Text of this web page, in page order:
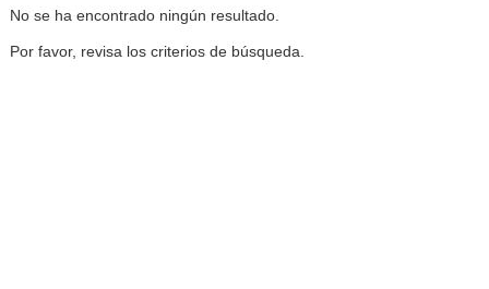
No se ha encontrado ningún resultado.
Por favor, revisa los criterios de búsqueda.